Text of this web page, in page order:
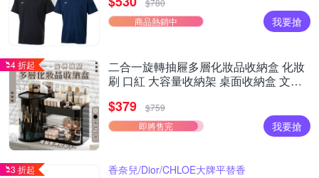
$780
商品熱銷中
我要搶
4 折起
二合一旋轉抽屜多層化妝品收納盒 化妝
刷 口紅 大容量收納架 桌面收納盒 文具
$379
$759
即將售完
我要搶
3 折起 香奈兒/Dior/CHLOE大牌平替香